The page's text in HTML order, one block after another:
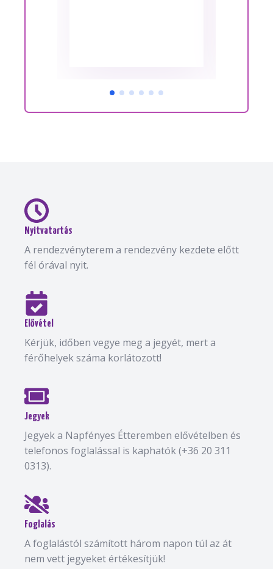
Nyitvatartás
A rendezvényterem a rendezvény kezdete előtt
fél órával nyit.
Elővétel
Kérjük, időben vegye meg a jegyét, mert a
férőhelyek száma korlátozott!
Jegyek
Jegyek a Napfényes Étteremben elővételben és
telefonos foglalással is kaphatók (+36 20 311
0313).
Foglalás
A foglalástól számított három napon túl az át
nem vett jegyeket értékesítjük!